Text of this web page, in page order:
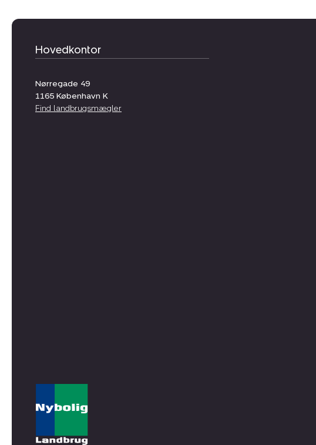
Hovedkontor
Nørregade 49
1165 København K
Find landbrugsmægler